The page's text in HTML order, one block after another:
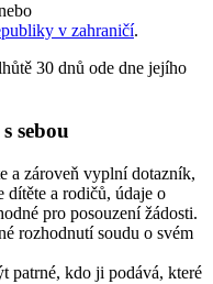
v zahraničí.
30 dnů ode dne jejího
sebou
a zároveň vyplní dotazník,
dítěte a rodičů, údaje o
pro posouzení žádosti.
rozhodnutí soudu o svém
patrné, kdo ji podává, které